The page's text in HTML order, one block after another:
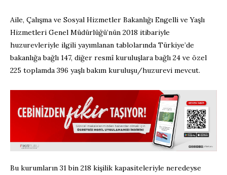
Aile, Çalışma ve Sosyal Hizmetler Bakanlığı Engelli ve Yaşlı
Hizmetleri Genel Müdürlüğü’nün 2018 itibariyle
huzurevleriyle ilgili yayımlanan tablolarında Türkiye’de
bakanlığa bağlı 147, diğer resmî kuruluşlara bağlı 24 ve özel
225 toplamda 396 yaşlı bakım kuruluşu/huzurevi mevcut.
Bu kurumların 31 bin 218 kişilik kapasiteleriyle neredeyse